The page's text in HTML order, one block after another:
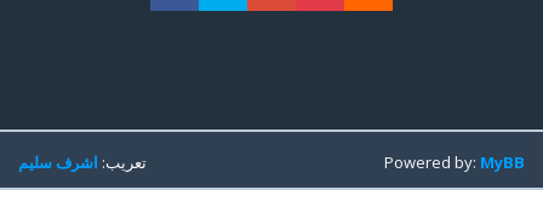
تعريب:اشرف سليم Powered by:MyBB